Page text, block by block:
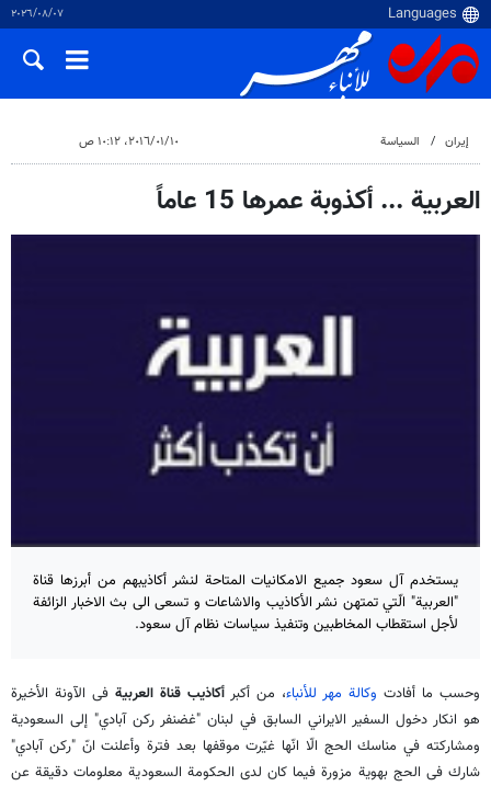
٠٧‏/٠٨‏/٢٠٢٦
إيران السياسة ١٠‏/٠١‏/٢٠١٦، ١٠:١٢ ص
العربية ... أكذوبة عمرها 15 عاماً
يستخدم آل سعود جميع الامكانيات المتاحة لنشر أكاذيبهم من أبرزها قناة
"العربية" الّتي تمتهن نشر الأكاذيب والاشاعات و تسعى الى بث الاخبار الزائفة
لأجل استقطاب المخاطبين وتنفيذ سياسات نظام آل سعود.
وحسب ما أفادت وكالة مهر للأنباء، من أكبر أكاذيب قناة العربية فى الآونة الأخيرة
هو انكار دخول السفير الايراني السابق في لبنان "غضنفر ركن آبادي" إلى السعودية
ومشاركته في مناسك الحج الّا انّها غيّرت موقفها بعد فترة وأعلنت انّ "ركن آبادي"
شارك فى الحج بهوية مزورة فيما كان لدى الحكومة السعودية معلومات دقيقة عن